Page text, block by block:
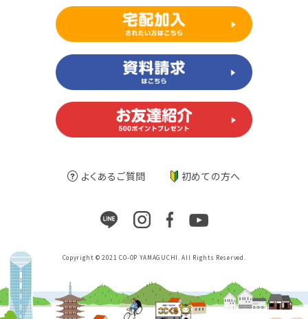
よくあるご質問 初めての方へ
Copyright © 2021 CO-OP YAMAGUCHI. All Rights Reserved.